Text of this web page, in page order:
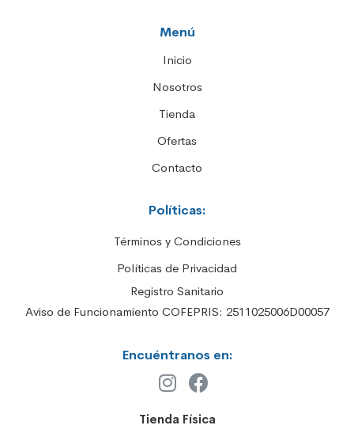
Menú
Inicio
Nosotros
Tienda
Ofertas
Contacto
Políticas:
Términos y Condiciones
Políticas de Privacidad
Registro Sanitario
Aviso de Funcionamiento COFEPRIS: 2511025006D00057
Encuéntranos en:
Tienda Física